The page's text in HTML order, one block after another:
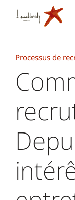
Processus de